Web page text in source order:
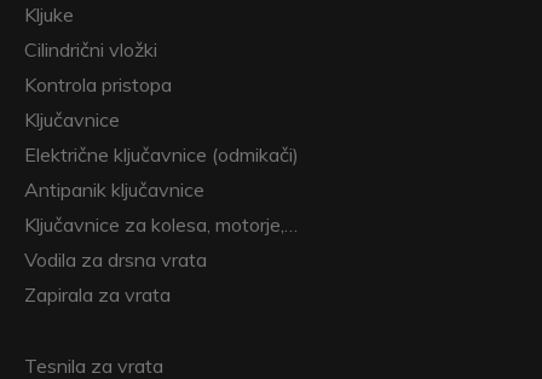
Kljuke
Cilindrični vložki
Kontrola pristopa
Ključavnice
Električne ključavnice (odmikači)
Antipanik ključavnice
Ključavnice za kolesa, motorje,…
Vodila za drsna vrata
Zapirala za vrata
Tesnila za vrata